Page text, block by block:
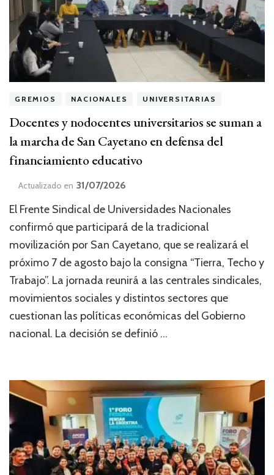
GREMIOS NACIONALES UNIVERSITARIAS
Docentes y nodocentes universitarios se suman a
la marcha de San Cayetano en defensa del
financiamiento educativo
Actualizado en 31/07/2026
El Frente Sindical de Universidades Nacionales
confirmó que participará de la tradicional
movilización por San Cayetano, que se realizará el
próximo 7 de agosto bajo la consigna “Tierra, Techo y
Trabajo”. La jornada reunirá a las centrales sindicales,
movimientos sociales y distintos sectores que
cuestionan las políticas económicas del Gobierno
nacional. La decisión se definió …